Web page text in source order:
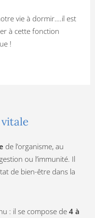
vie à dormir….il est
à cette fonction
!
de l’organisme, au
ou l’immunité. Il
de bien-être dans la
: il se compose de 4 à